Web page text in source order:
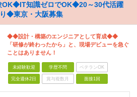
OK◆IT知識ゼロでOK◆20～30代活躍
◆東京・大阪募集
◆◆設計・構築のエンジニアとして育成◆◆
「研修が終わったから」と、現場デビューを急ぐ
ことはありません！
未経験歓迎 学歴不問 ベテランOK
完全週休2日 賞与複数月 面接1回